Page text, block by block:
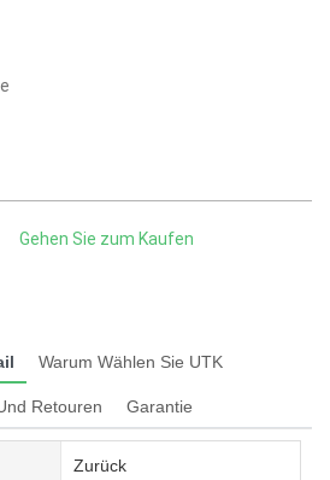
Gehen Sie zum Kaufen
Warum Wählen Sie UTK
Retouren Garantie
Zurück